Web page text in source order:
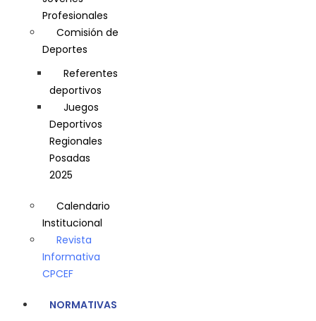
Profesionales
Comisión de
Deportes
Referentes
deportivos
Juegos
Deportivos
Regionales
Posadas
2025
Calendario
Institucional
Revista
Informativa
CPCEF
NORMATIVAS